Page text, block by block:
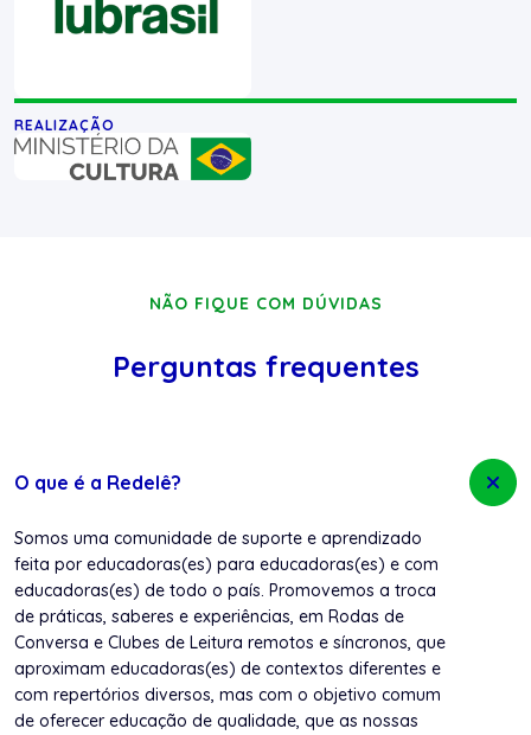
REALIZAÇÃO
NÃO FIQUE COM DÚVIDAS
Perguntas frequentes
O que é a Redelê?
Somos uma comunidade de suporte e aprendizado
feita por educadoras(es) para educadoras(es) e com
educadoras(es) de todo o país. Promovemos a troca
de práticas, saberes e experiências, em Rodas de
Conversa e Clubes de Leitura remotos e síncronos, que
aproximam educadoras(es) de contextos diferentes e
com repertórios diversos, mas com o objetivo comum
de oferecer educação de qualidade, que as nossas